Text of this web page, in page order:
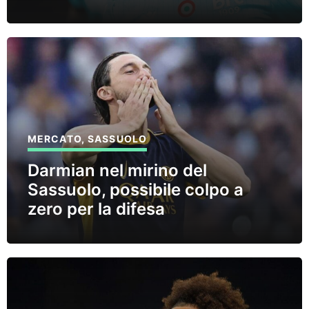
MERCATO,SASSUOLO
Darmian nel mirino del
Sassuolo, possibile colpo a
zero per la difesa